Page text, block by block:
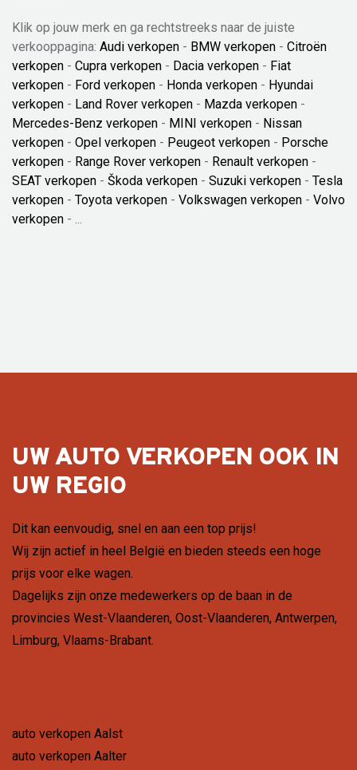
Klik op jouw merk en ga rechtstreeks naar de juiste
verkooppagina: Audi verkopen - BMW verkopen - Citroën
verkopen - Cupra verkopen - Dacia verkopen - Fiat
verkopen - Ford verkopen - Honda verkopen - Hyundai
verkopen - Land Rover verkopen - Mazda verkopen -
Mercedes-Benz verkopen - MINI verkopen - Nissan
verkopen - Opel verkopen - Peugeot verkopen - Porsche
verkopen - Range Rover verkopen - Renault verkopen -
SEAT verkopen - Škoda verkopen - Suzuki verkopen - Tesla
verkopen - Toyota verkopen - Volkswagen verkopen - Volvo
verkopen - ...
UW AUTO VERKOPEN OOK IN
UW REGIO
Dit kan eenvoudig, snel en aan een top prijs!
Wij zijn actief in heel België en bieden steeds een hoge
prijs voor elke wagen.
Dagelijks zijn onze medewerkers op de baan in de
provincies West-Vlaanderen, Oost-Vlaanderen, Antwerpen,
Limburg, Vlaams-Brabant.
auto verkopen Aalst
auto verkopen Aalter